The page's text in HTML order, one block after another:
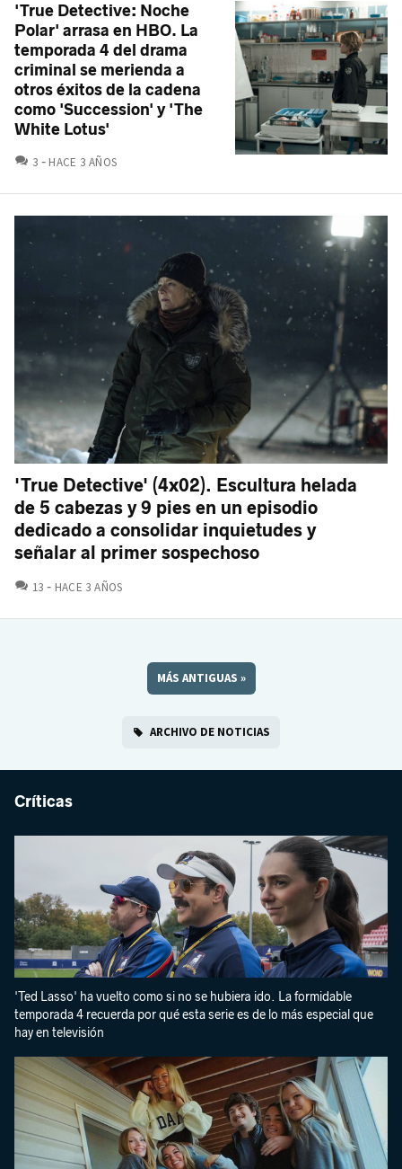
'True Detective: Noche
Polar' arrasa en HBO. La
temporada 4 del drama
criminal se merienda a
otros éxitos de la cadena
como 'Succession' y 'The
White Lotus'
3 COMENTARIOS
HACE 3 AÑOS
'True Detective' (4x02). Escultura helada
de 5 cabezas y 9 pies en un episodio
dedicado a consolidar inquietudes y
señalar al primer sospechoso
13 COMENTARIOS
HACE 3 AÑOS
MÁS ANTIGUAS »
ARCHIVO DE NOTICIAS
Críticas
'Ted Lasso' ha vuelto como si no se hubiera ido. La formidable
temporada 4 recuerda por qué esta serie es de lo más especial que
hay en televisión